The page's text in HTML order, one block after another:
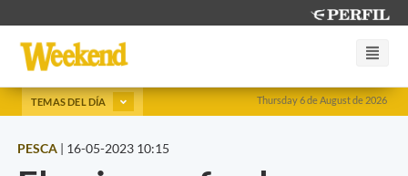
Thursday 6 de August de 2026
TEMAS DEL DÍA
PESCA | 16-05-2023 10:15